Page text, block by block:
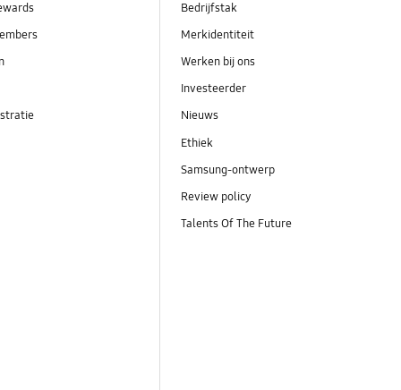
Bedrijfstak
Merkidentiteit
Werken bij ons
Investeerder
Nieuws
Ethiek
Samsung-ontwerp
Review policy
Talents Of The Future